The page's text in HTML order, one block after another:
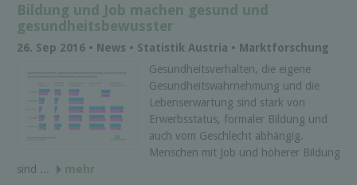
Bildung und Job machen gesund und
gesundheitsbewusster
26. Sep 2016 • News • Statistik Austria • Marktforschung
Gesundheitsverhalten, die eigene
Gesundheitswahrnehmung und die
Lebenserwartung sind stark von
Erwerbsstatus, formaler Bildung und
auch vom Geschlecht abhängig.
Menschen mit Job und höherer Bildung
sind ...
mehr